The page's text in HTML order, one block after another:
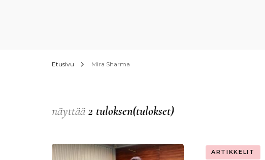
Etusivu Mira Sharma
näyttää 2 tuloksen(tulokset)
ARTIKKELIT